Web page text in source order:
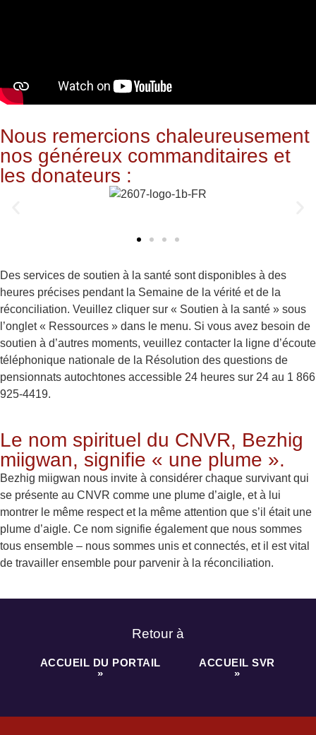
Nous remercions chaleureusement
nos généreux commanditaires et
les donateurs :
Des services de soutien à la santé sont disponibles à des
heures précises pendant la Semaine de la vérité et de la
réconciliation. Veuillez cliquer sur « Soutien à la santé » sous
l’onglet « Ressources » dans le menu. Si vous avez besoin de
soutien à d’autres moments, veuillez contacter la ligne d’écoute
téléphonique nationale de la Résolution des questions de
pensionnats autochtones accessible 24 heures sur 24 au 1 866
925-4419.
Le nom spirituel du CNVR, Bezhig
miigwan, signifie « une plume ».
Bezhig miigwan nous invite à considérer chaque survivant qui
se présente au CNVR comme une plume d’aigle, et à lui
montrer le même respect et la même attention que s’il était une
plume d’aigle. Ce nom signifie également que nous sommes
tous ensemble – nous sommes unis et connectés, et il est vital
de travailler ensemble pour parvenir à la réconciliation.
Retour à
ACCUEIL DU PORTAIL
»
ACCUEIL SVR
»